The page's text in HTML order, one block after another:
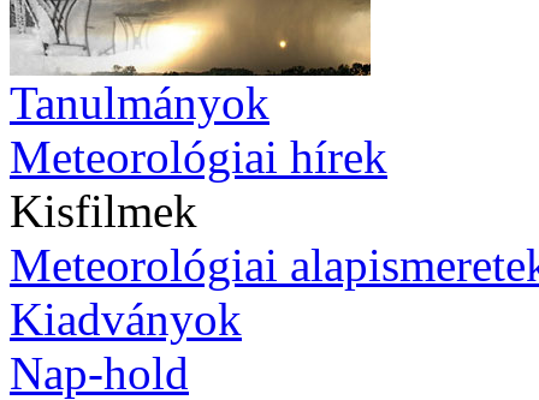
Tanulmányok
Meteorológiai hírek
Kisfilmek
Meteorológiai
Kiadványok
Nap-hold